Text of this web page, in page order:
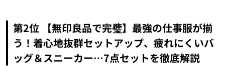
第2位 【無印良品で完璧】最強の仕事服が揃
う！着心地抜群セットアップ、疲れにくいバ
ッグ＆スニーカー…7点セットを徹底解説